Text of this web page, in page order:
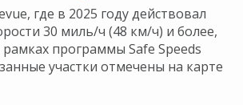
где в 2025 году действовал
30 миль/ч (48 км/ч) и более,
программы Safe Speeds
участки отмечены на карте